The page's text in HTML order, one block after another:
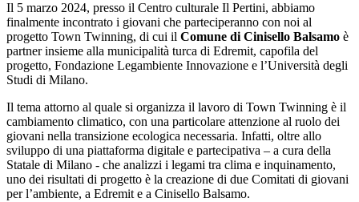
Il 5 marzo 2024, presso il Centro culturale Il Pertini, abbiamo
finalmente incontrato i giovani che parteciperanno con noi al
progetto Town Twinning, di cui il Comune di Cinisello Balsamo è
partner insieme alla municipalità turca di Edremit, capofila del
progetto, Fondazione Legambiente Innovazione e l’Università degli
Studi di Milano.
Il tema attorno al quale si organizza il lavoro di Town Twinning è il
cambiamento climatico, con una particolare attenzione al ruolo dei
giovani nella transizione ecologica necessaria. Infatti, oltre allo
sviluppo di una piattaforma digitale e partecipativa – a cura della
Statale di Milano - che analizzi i legami tra clima e inquinamento,
uno dei risultati di progetto è la creazione di due Comitati di giovani
per l’ambiente, a Edremit e a Cinisello Balsamo.